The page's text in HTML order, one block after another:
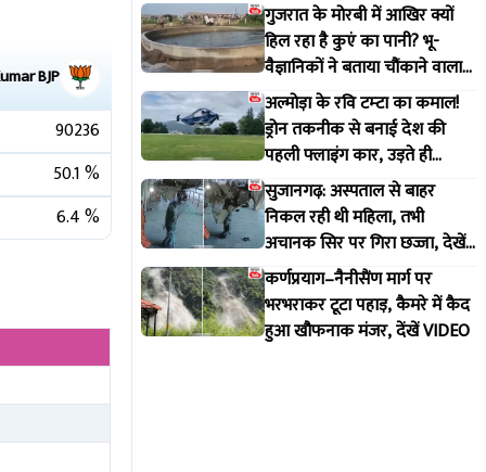
BJP
90236
50.1%
6.4%
गुजरात के मोरबी में आखिर क्यों
हिल रहा है कुएं का पानी? भू-
वैज्ञानिकों ने बताया चौंकाने वाला
सच
अल्मोड़ा के रवि टम्टा का कमाल!
ड्रोन तकनीक से बनाई देश की
पहली फ्लाइंग कार, उड़ते ही
वायरल हुआ वीडियो
सुजानगढ़: अस्पताल से बाहर
निकल रही थी महिला, तभी
अचानक सिर पर गिरा छज्जा, देखें
VIDEO
कर्णप्रयाग–नैनीसैंण मार्ग पर
भरभराकर टूटा पहाड़, कैमरे में कैद
हुआ खौफनाक मंजर, देंखें VIDEO